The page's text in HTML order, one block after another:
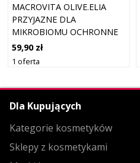
MACROVITA OLIVE.ELIA
PRZYJAZNE DLA
MIKROBIOMU OCHRONNE
MLECZKO DO DŁONI I
CIAŁA Z BIO-OLIWĄ I
59,90 zł
1 oferta
Dla Kupujących
Kategorie kosmetyków
Sklepy z kosmetykami